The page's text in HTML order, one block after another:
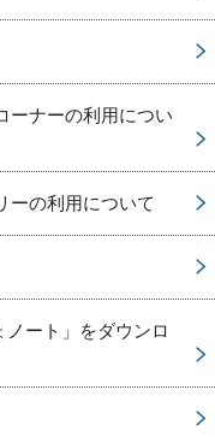
ーナーの利用につい
ーの利用について
ノート」をダウンロ